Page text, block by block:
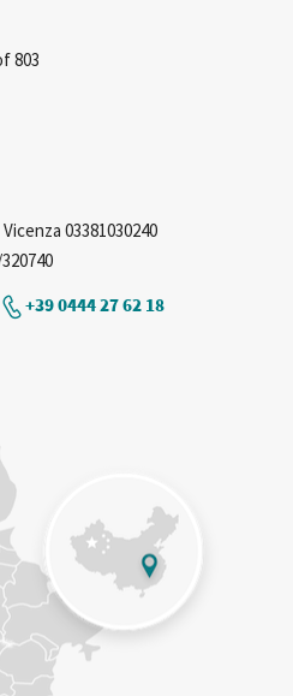
803
03381030240
+39 0444 27 62 18